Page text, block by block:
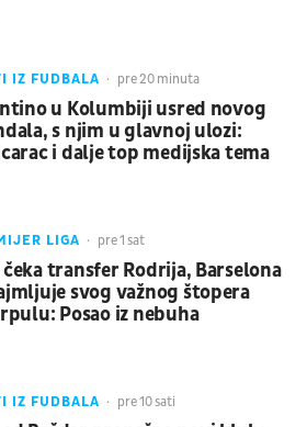
IZ FUDBALA pre 20 minuta
u Kolumbiji usred novog
s njim u glavnoj ulozi:
i dalje top medijska tema
LIGA pre 1 sat
čeka transfer Rodrija, Barselona
svog važnog štopera
Posao iz nebuha
IZ FUDBALA pre 10 sati